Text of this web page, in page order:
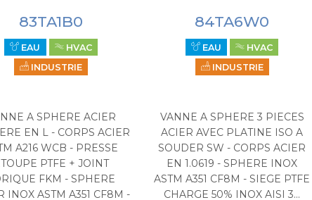
83TA1B0
EAU
HVAC
INDUSTRIE
A SPHERE ACIER
EN L - CORPS ACIER
A216 WCB - PRESSE
PTFE + JOINT
FKM - SPHERE
INOX ASTM A351 CF8M -
84TA6W0
EAU
HVAC
INDUSTRIE
VANNE A SPHERE 3 PIECES
ACIER AVEC PLATINE ISO A
SOUDER SW - CORPS ACIER
EN 1.0619 - SPHERE INOX
ASTM A351 CF8M - SIEGE PTFE
CHARGE 50% INOX AISI 3...